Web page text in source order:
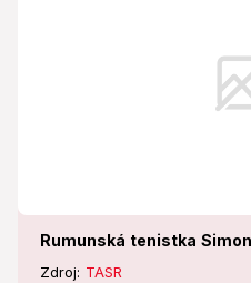
Rumunská tenistka
Zdroj: TASR